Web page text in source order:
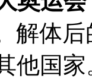
解体
他国